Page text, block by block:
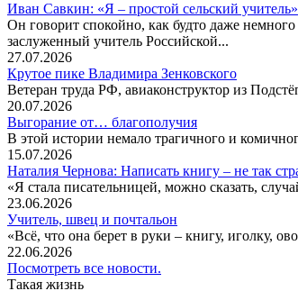
Иван Савкин: «Я – простой сельский учитель»
Он говорит спокойно, как будто даже
заслуженный учитель Российской...
27.07.2026
Крутое пике Владимира Зенковского
Ветеран труда РФ, авиаконструктор из
20.07.2026
Выгорание от… благополучия
В этой истории немало трагичного и
15.07.2026
Наталия Чернова: Написать книгу – не так
«Я стала писательницей, можно сказать,
23.06.2026
Учитель, швец и почтальон
«Всё, что она берет в руки – книгу, иголку,
22.06.2026
Посмотреть все новости.
Такая жизнь